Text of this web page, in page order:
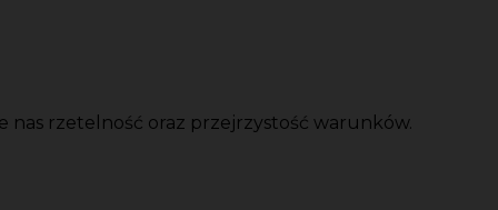
rzetelność oraz przejrzystość warunków.